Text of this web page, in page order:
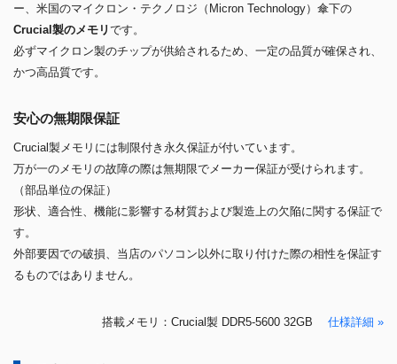
ー、米国のマイクロン・テクノロジ（Micron Technology）傘下の
Crucial製のメモリです。
必ずマイクロン製のチップが供給されるため、一定の品質が確保され、
かつ高品質です。
安心の無期限保証
Crucial製メモリには制限付き永久保証が付いています。
万が一のメモリの故障の際は無期限でメーカー保証が受けられます。
（部品単位の保証）
形状、適合性、機能に影響する材質および製造上の欠陥に関する保証で
す。
外部要因での破損、当店のパソコン以外に取り付けた際の相性を保証す
るものではありません。
搭載メモリ：Crucial製 DDR5-5600 32GB 仕様詳細 »